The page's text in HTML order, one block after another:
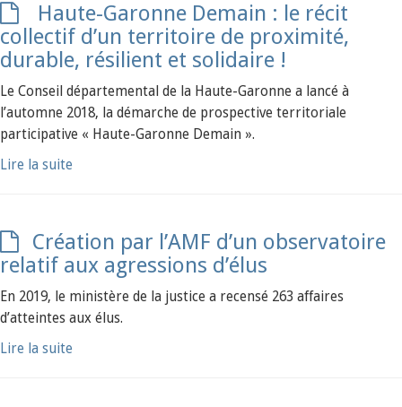
Haute-Garonne Demain : le récit
collectif d’un territoire de proximité,
durable, résilient et solidaire !
Le Conseil départemental de la Haute-Garonne a lancé à
l’automne 2018, la démarche de prospective territoriale
participative « Haute-Garonne Demain ».
Lire la suite
Création par l’AMF d’un observatoire
relatif aux agressions d’élus
En 2019, le ministère de la justice a recensé 263 affaires
d’atteintes aux élus.
Lire la suite